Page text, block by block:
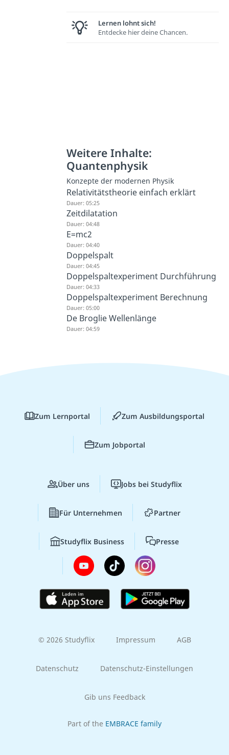
Lernen lohnt sich!
Entdecke hier deine Chancen.
Weitere Inhalte:
Quantenphysik
Konzepte der modernen Physik
Relativitätstheorie einfach erklärt
Dauer: 05:25
Zeitdilatation
Dauer: 04:48
E=mc2
Dauer: 04:40
Doppelspalt
Dauer: 04:45
Doppelspaltexperiment Durchführung
Dauer: 04:33
Doppelspaltexperiment Berechnung
Dauer: 05:00
De Broglie Wellenlänge
Dauer: 04:59
Zum Lernportal Zum Ausbildungsportal
Zum Jobportal
Über uns Jobs bei Studyflix
Für Unternehmen Partner
Studyflix Business Presse
© 2026 Studyflix Impressum AGB
Datenschutz Datenschutz-Einstellungen
Gib uns Feedback
Part of the EMBRACE family